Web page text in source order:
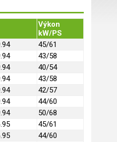
Výkon
kW/PS
45/61
43/58
40/54
43/58
42/57
44/60
50/68
45/61
44/60